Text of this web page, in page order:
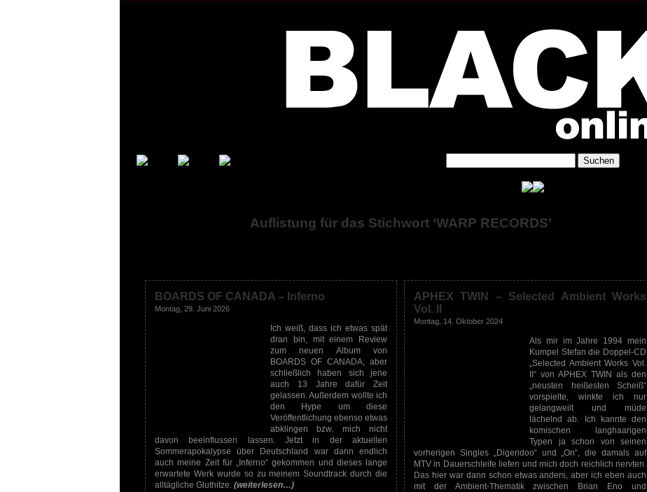
Auflistung für das Stichwort ‘WARP RECORDS’
BOARDS OF CANADA – Inferno
Montag, 29. Juni 2026
Ich weiß, dass ich etwas spät
dran bin, mit einem Review
zum neuen Album von
BOARDS OF CANADA, aber
schließlich haben sich jene
auch 13 Jahre dafür Zeit
gelassen. Außerdem wollte ich
den Hype um diese
Veröffentlichung ebenso etwas
abklingen bzw. mich nicht
davon beeinflussen lassen. Jetzt in der aktuellen
Sommerapokalypse über Deutschland war dann endlich
auch meine Zeit für „Inferno“ gekommen und dieses lange
erwartete Werk wurde so zu meinem Soundtrack durch die
alltägliche Gluthitze. (weiterlesen…)
APHEX TWIN – Selected Ambient Works
Vol. II
Montag, 14. Oktober 2024
Als mir im Jahre 1994 mein
Kumpel Stefan die Doppel-CD
„Selected Ambient Works Vol.
II“ von APHEX TWIN als den
„neusten heißesten Scheiß“
vorspielte, winkte ich nur
gelangweilt und müde
lächelnd ab. Ich kannte den
komischen langhaarigen
Typen ja schon von seinen
vorherigen Singles „Digeridoo“ und „On“, die damals auf
MTV in Dauerschleife liefen und mich doch reichlich nervten.
Das hier war dann schon etwas anders, aber ich eben auch
mit der Ambient-Thematik zwischen Brian Eno und